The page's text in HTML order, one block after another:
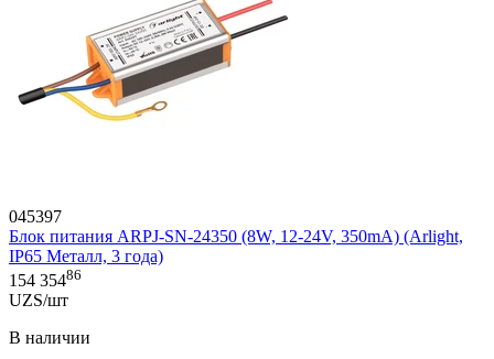
045397
Блок питания ARPJ-SN-24350 (8W, 12-24V, 350mA) (Arlight,
IP65 Металл, 3 года)
154 35486
UZS/шт
В наличии